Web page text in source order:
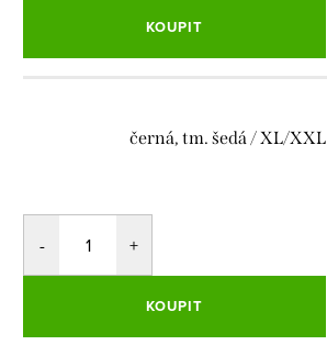
KOUPIT
černá, tm. šedá / XL/XXL
KOUPIT